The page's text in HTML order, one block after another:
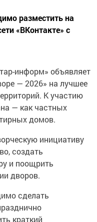
разместить на
«ВКонтакте» с
информ» объявляет
— 2026» на лучшее
К участию
— как частных
домов.
инициативу
создать
и поощрить
дворов.
сделать
краткий